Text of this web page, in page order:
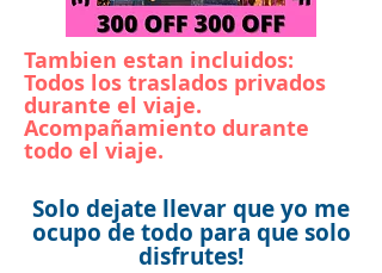
Tambien estan incluidos:
Todos los traslados privados
durante el viaje.
Acompañamiento durante
todo el viaje.
Solo dejate llevar que yo me
ocupo de todo para que solo
disfrutes!